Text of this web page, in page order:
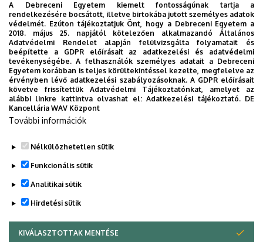
habil. Kovács Kálmán, 2000)
Goethe. Internationales Symposion aus Anlass
des 250. Geburtstags (Organisation: Dr. habil.
Tamás Lichtmann, 1999)
Kulturwisssenschaften, Datenbanken und
Europa (Organisation: Dr. habil. Tamás Lichtmann,
Legutóbbi frissítés: 2023. 05. 08. 13:58
A Debreceni Egyetem kiemelt fontosságúnak tartja a
rendelkezésére bocsátott, illetve birtokába jutott személyes adatok
védelmét. Ezúton tájékoztatjuk Önt, hogy a Debreceni Egyetem a
2018. május 25. napjától kötelezően alkalmazandó Általános
Adatvédelmi Rendelet alapján felülvizsgálta folyamatait és
beépítette a GDPR előírásait az adatkezelési és adatvédelmi
tevékenységébe. A felhasználók személyes adatait a Debreceni
Egyetem korábban is teljes körültekintéssel kezelte, megfelelve az
érvényben lévő adatkezelési szabályozásoknak. A GDPR előírásait
követve frissítettük Adatvédelmi Tájékoztatónkat, amelyet az
alábbi linkre kattintva olvashat el:Adatkezelési tájékoztató. DE
Kancellária WAV Központ
További információk
Nélkülözhetetlen sütik
Funkcionális sütik
Analitikai sütik
Hirdetési sütik
KIVÁLASZTOTTAK MENTÉSE
WITHDRAW CONSENT